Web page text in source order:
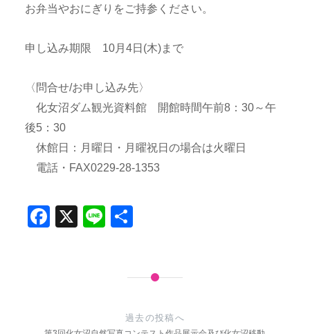
お弁当やおにぎりをご持参ください。
申し込み期限 10月4日(木)まで
〈問合せ/お申し込み先〉
化女沼ダム観光資料館 開館時間午前8：30～午
後5：30
休館日：月曜日・月曜祝日の場合は火曜日
電話・FAX0229-28-1353
Facebook
X Line
過去の投稿へ